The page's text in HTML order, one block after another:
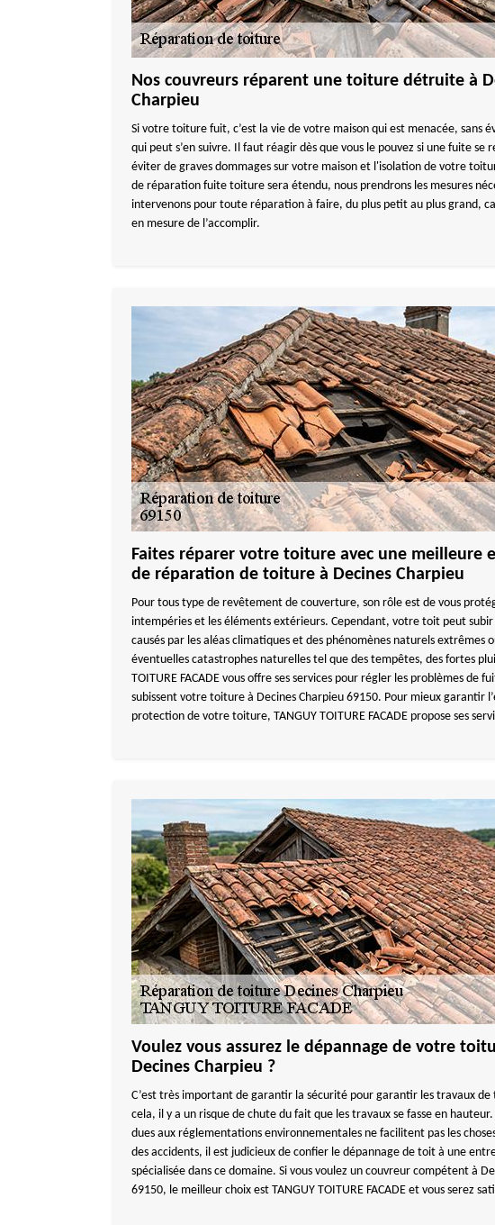
Nos couvreurs réparent une toiture détruite à
Charpieu
Si votre toiture fuit, c’est la vie de votre maison qui est menacée, sans
qui peut s’en suivre. Il faut réagir dès que vous le pouvez si une fuite se
éviter de graves dommages sur votre maison et l'isolation de votre
de réparation fuite toiture sera étendu, nous prendrons les mesures
intervenons pour toute réparation à faire, du plus petit au plus grand,
en mesure de l’accomplir.
Faites réparer votre toiture avec une meilleure
de réparation de toiture à Decines Charpieu
Pour tous type de revêtement de couverture, son rôle est de vous
intempéries et les éléments extérieurs. Cependant, votre toit peut subir
causés par les aléas climatiques et des phénomènes naturels extrêmes
éventuelles catastrophes naturelles tel que des tempêtes, des fortes
TOITURE FACADE vous offre ses services pour régler les problèmes de
subissent votre toiture à Decines Charpieu 69150. Pour mieux garantir
protection de votre toiture, TANGUY TOITURE FACADE propose ses
Voulez vous assurez le dépannage de votre
Decines Charpieu ?
C’est très important de garantir la sécurité pour garantir les travaux de
cela, il y a un risque de chute du fait que les travaux se fasse en
dues aux réglementations environnementales ne facilitent pas les
des accidents, il est judicieux de confier le dépannage de toit à une
spécialisée dans ce domaine. Si vous voulez un couvreur compétent à
69150, le meilleur choix est TANGUY TOITURE FACADE et vous serez